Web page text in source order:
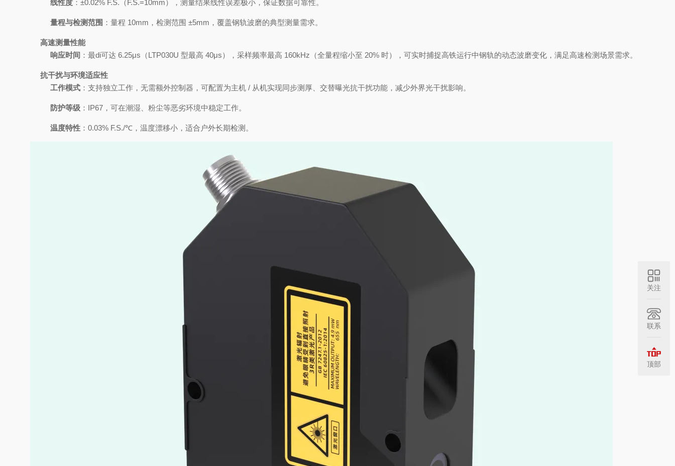
线性度 ：±0.02% F.S.（F.S.=10mm），测量结果线性误差极小，保证数据可靠性。
量程与检测范围 ：量程 10mm，检测范围 ±5mm，覆盖钢轨波磨的典型测量需求。
高速测量性能
响应时间 ：最di可达 6.25μs（LTP030U 型最高 40μs），采样频率最高 160kHz（全量程缩小至 20% 时），可实时捕捉高铁运行中钢轨的动态波磨变化，满足高速检测场景需求。
抗干扰与环境适应性
工作模式 ：支持独立工作，无需额外控制器，可配置为主机 / 从机实现同步测厚、交替曝光抗干扰功能，减少外界光干扰影响。
防护等级 ：IP67，可在潮湿、粉尘等恶劣环境中稳定工作。
温度特性 ：0.03% F.S./℃，温度漂移小，适合户外长期检测。
关注
联系
顶部